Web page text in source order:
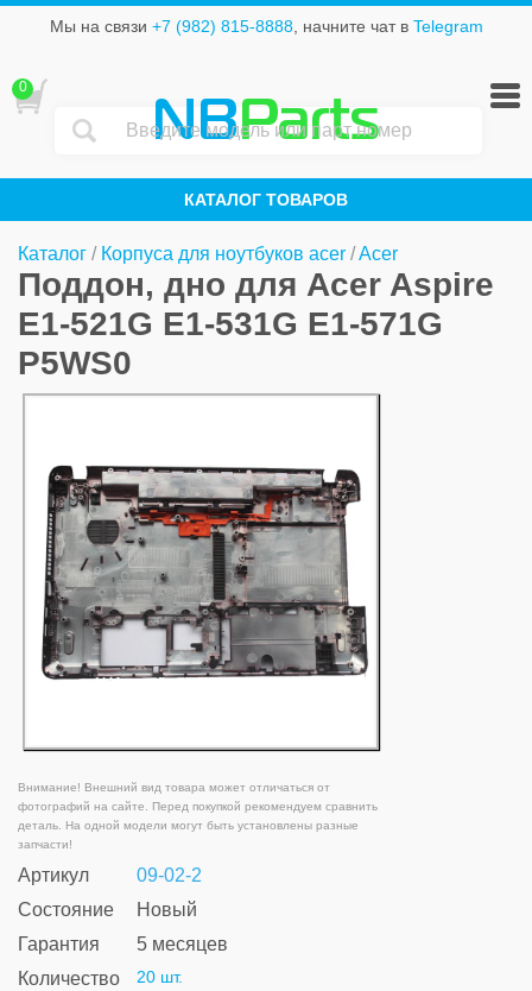
Мы на связи +7 (982) 815-8888, начните чат в Telegram
NBParts
КАТАЛОГ ТОВАРОВ
0
Каталог / Корпуса для ноутбуков acer /Acer
Поддон, дно для Acer Aspire
E1-521G E1-531G E1-571G
P5WS0
Внимание! Внешний вид товара может отличаться от
фотографий на сайте. Перед покупкой рекомендуем сравнить
деталь. На одной модели могут быть установлены разные
запчасти!
Артикул
09-02-2
Состояние
Новый
Гарантия
5 месяцев
Количество
20 шт.